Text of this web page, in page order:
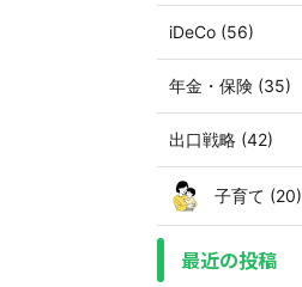
iDeCo (56)
年金・保険 (35)
出口戦略 (42)
子育て (20)
最近の投稿